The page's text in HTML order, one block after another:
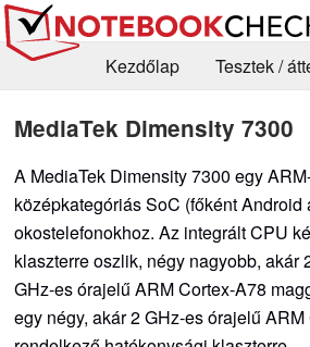
Kezdőlap
Tesztek /
MediaTek Dimensity 7300
A MediaTek Dimensity 7300 egy
középkategóriás SoC (főként Android
okostelefonokhoz. Az integrált CPU
klaszterre oszlik, négy nagyobb, akár
GHz-es órajelű ARM Cortex-A78
egy négy, akár 2 GHz-es órajelű